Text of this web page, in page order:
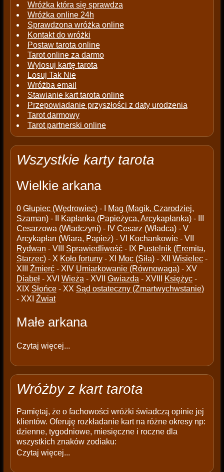
Wróżka która się sprawdza
Wróżka online 24h
Sprawdzona wróżka online
Kontakt do wróżki
Postaw tarota online
Tarot online za darmo
Wylosuj kartę tarota
Losuj Tak Nie
Wróżba email
Stawianie kart tarota online
Przepowiadanie przyszłości z daty urodzenia
Tarot darmowy
Tarot partnerski online
Wszystkie karty tarota
Wielkie arkana
0 Głupiec (Wędrowiec)- I
Mag (Magik, Czarodziej,
Szaman)- II Kapłanka (Papieżyca, Arcykapłanka)- III
Cesarzowa (Władczyni)- IV Cesarz (Władca)- V
Arcykapłan (Wiara, Papież)- VI Kochankowie- VII
Rydwan - VIII Sprawiedliwość- IX Pustelnik (Eremita,
Starzec)- X Koło fortuny- XI Moc (Siła)- XII Wisielec-
XIII Źmierć- XIV Umiarkowanie (Równowaga)- XV
Diabeł- XVI Wieża - XVII Gwiazda - XVIII Księżyc-
XIX Słońce- XX Sąd ostateczny (Zmartwychwstanie)
- XXI Źwiat
Małe arkana
Czytaj więcej...
Wróżby z kart tarota
Pamiętaj, że o fachowości wróżki świadczą opinie jej
klientów. Oferuję rozkładanie kart na różne okresy np:
dzienne, tygodniowe, miesięczne i roczne dla
wszystkich znaków zodiaku:
Czytaj więcej...